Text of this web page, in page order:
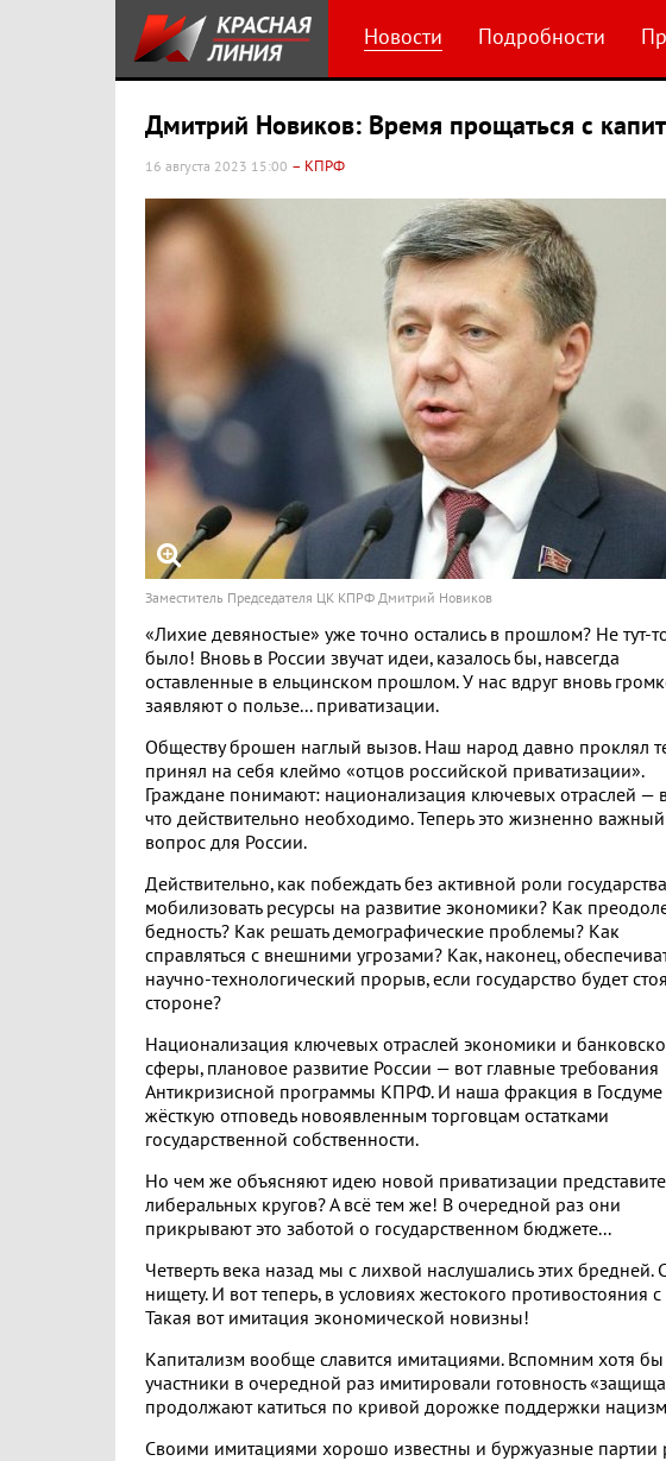
Новости Подробности
Дмитрий Новиков: Время прощаться с
16 августа 2023 15:00 – КПРФ
Заместитель Председателя ЦК КПРФ Дмитрий Новиков
«Лихие девяностые» уже точно остались в прошлом? Не тут-
было! Вновь в России звучат идеи, казалось бы, навсегда
оставленные в ельцинском прошлом. У нас вдруг вновь
заявляют о пользе... приватизации.
Обществу брошен наглый вызов. Наш народ давно проклял
принял на себя клеймо «отцов российской приватизации».
Граждане понимают: национализация ключевых отраслей —
что действительно необходимо. Теперь это жизненно важный
вопрос для России.
Действительно, как побеждать без активной роли
мобилизовать ресурсы на развитие экономики? Как
бедность? Как решать демографические проблемы? Как
справляться с внешними угрозами? Как, наконец,
научно-технологический прорыв, если государство будет
стороне?
Национализация ключевых отраслей экономики и
сферы, плановое развитие России — вот главные требования
Антикризисной программы КПРФ. И наша фракция в Госдуме
жёсткую отповедь новоявленным торговцам остатками
государственной собственности.
Но чем же объясняют идею новой приватизации
либеральных кругов? А всё тем же! В очередной раз они
прикрывают это заботой о государственном бюджете...
Четверть века назад мы с лихвой наслушались этих
нищету. И вот теперь, в условиях жестокого противостояния
Такая вот имитация экономической новизны!
Капитализм вообще славится имитациями. Вспомним хотя
участники в очередной раз имитировали готовность
продолжают катиться по кривой дорожке поддержки
Своими имитациями хорошо известны и буржуазные партии